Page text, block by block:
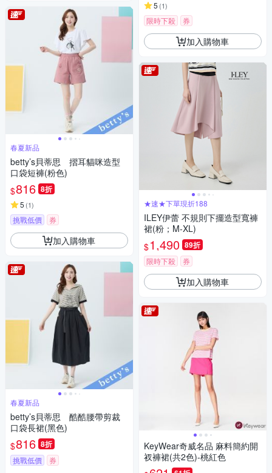
春夏新品
betty’s貝蒂思 摺耳貓咪造型
口袋短褲(粉色)
$816 8折
5 (1)
挑戰低價 券
加入購物車
春夏新品
betty’s貝蒂思 酷酷腰帶剪裁
口袋長裙(黑色)
$816 8折
挑戰低價 券
5 (1)
限時下殺 券
加入購物車
★速★下單現折188
ILEY伊蕾 不規則下擺造型寬褲
裙(粉；M-XL)
$1,490 89折
限時下殺 券
加入購物車
KeyWear奇威名品 麻料簡約開
衩褲裙(共2色)-桃紅色